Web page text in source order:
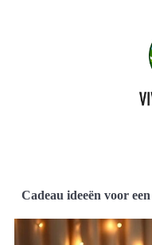
Cadeau ideeën voor